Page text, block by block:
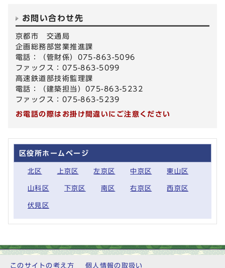
お問い合わせ先
京都市 交通局
企画総務部営業推進課
電話：（管財係）075-863-5096
ファックス：075-863-5099
高速鉄道部技術監理課
電話：（建築担当）075-863-5232
ファックス：075-863-5239
お電話の際はお掛け間違いにご注意ください
区役所ホームページ
北区 上京区 左京区 中京区 東山区
山科区 下京区 南区 右京区 西京区
伏見区
このサイトの考え方 個人情報の取扱い